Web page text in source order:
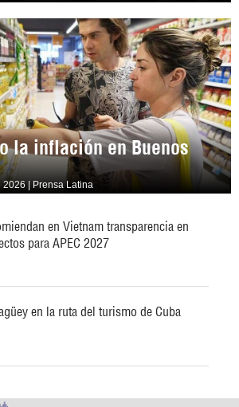
la inflación en Buenos
| Prensa Latina
en Vietnam transparencia en
para APEC 2027
en la ruta del turismo de Cuba